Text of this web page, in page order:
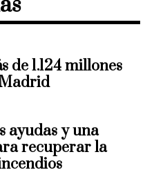
de 1.124 millones
ayudas y una
recuperar la